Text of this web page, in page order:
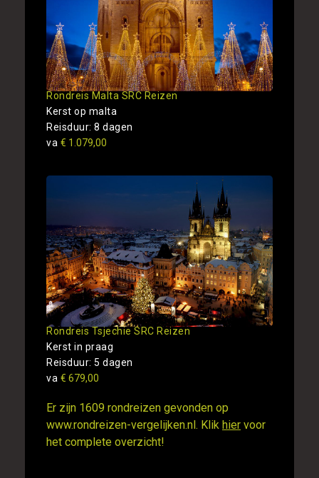
Rondreis Malta SRC Reizen
Kerst op malta
Reisduur: 8 dagen
va € 1.079,00
Rondreis Tsjechie SRC Reizen
Kerst in praag
Reisduur: 5 dagen
va € 679,00
Er zijn 1609 rondreizen gevonden op
www.rondreizen-vergelijken.nl. Klik hier voor
het complete overzicht!